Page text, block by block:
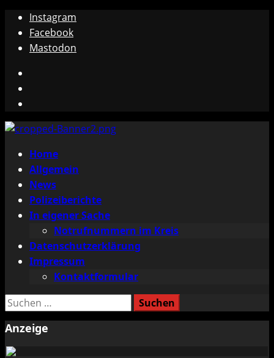
Zum
Inhalt
springen
Instagram
Facebook
Mastodon
Primäres
Menü
Home
Allgemein
News
Polizeiberichte
In eigener Sache
Notrufnummern im Kreis
Datenschutzerklärung
Impressum
Kontaktformular
Suchen
Anzeige